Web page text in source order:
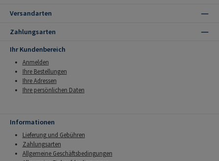
Versandarten
Zahlungsarten
Ihr Kundenbereich
Anmelden
Ihre Bestellungen
Ihre Adressen
Ihre persönlichen Daten
Informationen
Lieferung und Gebühren
Zahlungsarten
Allgemeine Geschäftsbedingungen